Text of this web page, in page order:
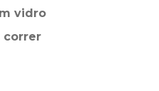
vidro
correr